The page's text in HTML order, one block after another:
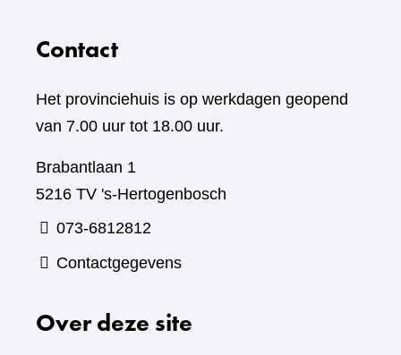
Contact
Het provinciehuis is op werkdagen geopend
van 7.00 uur tot 18.00 uur.
Brabantlaan 1
5216 TV 's-Hertogenbosch
073-6812812
Contactgegevens
Over deze site